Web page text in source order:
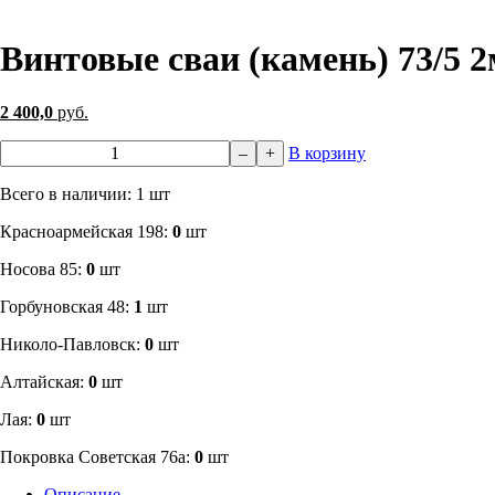
Винтовые сваи (камень) 73/5
2 400,0 руб.
– + В корзину
Всего в наличии: 1 шт
​Красноармейская 198: 0 шт
Носова 85: 0 шт
​Горбуновская 48: 1 шт
​Николо-Павловск: 0 шт
Алтайская: 0 шт
Лая: 0 шт
Покровка Советская 76а: 0 шт